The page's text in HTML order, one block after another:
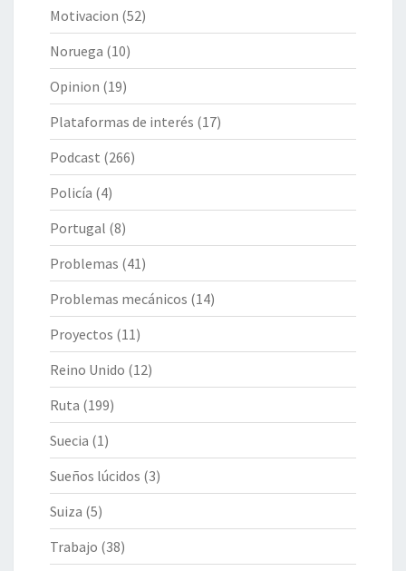
Motivacion (52)
Noruega (10)
Opinion (19)
Plataformas de interés (17)
Podcast (266)
Policía (4)
Portugal (8)
Problemas (41)
Problemas mecánicos (14)
Proyectos (11)
Reino Unido (12)
Ruta (199)
Suecia (1)
Sueños lúcidos (3)
Suiza (5)
Trabajo (38)